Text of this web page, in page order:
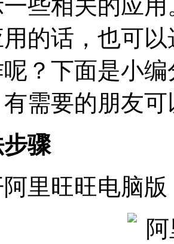
些相关的应
的话，也可
？下面是小
需要的朋友
骤
旺旺电脑版